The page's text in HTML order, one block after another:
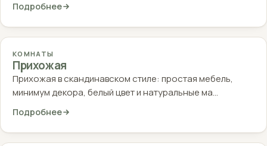
Подробнее
КОМНАТЫ
Прихожая
Прихожая в скандинавском стиле: простая мебель,
минимум декора, белый цвет и натуральные ма…
Подробнее